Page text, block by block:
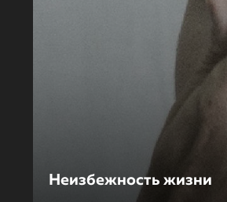
Неизбежность жизни